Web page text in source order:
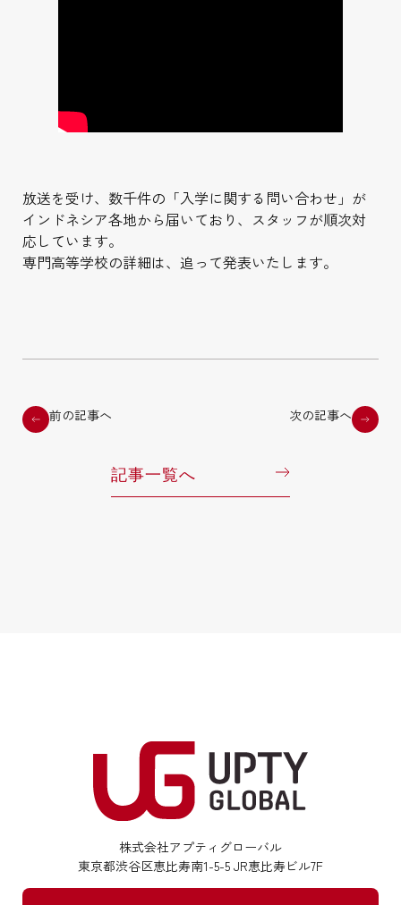
放送を受け、数千件の「入学に関する問い合わせ」が
インドネシア各地から届いており、スタッフが順次対
応しています。
専門高等学校の詳細は、追って発表いたします。
前の記事へ
記事一覧へ
次の記事へ
株式会社アプティグローバル
東京都渋谷区恵比寿南1-5-5 JR恵比寿ビル7F